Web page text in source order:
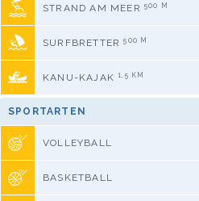
STRAND AM MEER 500 M
SURFBRETTER500 M
KANU-KAJAK 1,5 KM
SPORTARTEN
VOLLEYBALL
BASKETBALL